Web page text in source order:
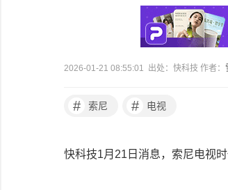
2026-01-21 08:55:01 出处：快科技 作者：
# 索尼 # 电视
快科技1月21日消息，索尼电视